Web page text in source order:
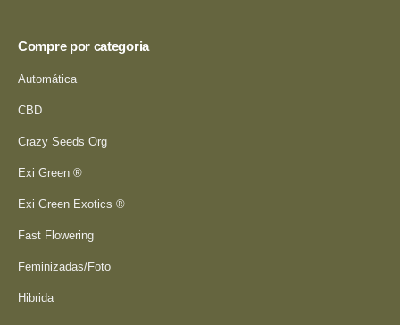
Compre por categoria
Automática
CBD
Crazy Seeds Org
Exi Green ®
Exi Green Exotics ®
Fast Flowering
Feminizadas/Foto
Hibrida